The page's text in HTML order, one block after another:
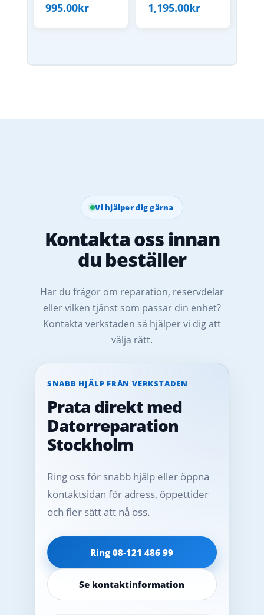
995.00kr 1,195.00kr
Vi hjälper dig gärna
Kontakta oss innan
du beställer
Har du frågor om reparation, reservdelar
eller vilken tjänst som passar din enhet?
Kontakta verkstaden så hjälper vi dig att
välja rätt.
SNABB HJÄLP FRÅN VERKSTADEN
Prata direkt med
Datorreparation
Stockholm
Ring oss för snabb hjälp eller öppna
kontaktsidan för adress, öppettider
och fler sätt att nå oss.
Ring 08‑121 486 99
Se kontaktinformation